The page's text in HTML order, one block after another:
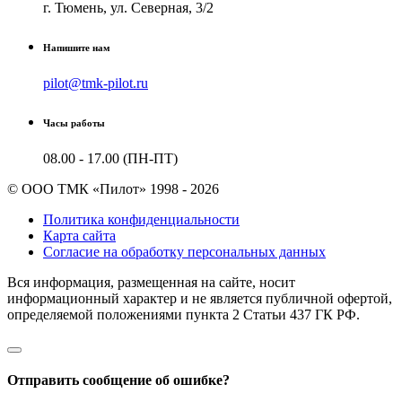
г. Тюмень, ул. Северная, 3/2
Напишите нам
pilot@tmk-pilot.ru
Часы работы
08.00 - 17.00 (ПН-ПТ)
© ООО ТМК «Пилот» 1998 - 2026
Политика конфиденциальности
Карта сайта
Согласие на обработку персональных данных
Вся информация, размещенная на сайте, носит
информационный характер и не является публичной офертой,
определяемой положениями пункта 2 Cтатьи 437 ГК РФ.
Отправить сообщение об ошибке?